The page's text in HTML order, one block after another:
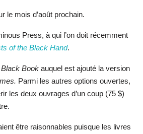
le mois d’août prochain.
Press, à qui l’on doit récemment
of the Black Hand.
Book auquel est ajouté la version
Parmi les autres options ouvertes,
les deux ouvrages d’un coup (75 $)
être raisonnables puisque les livres